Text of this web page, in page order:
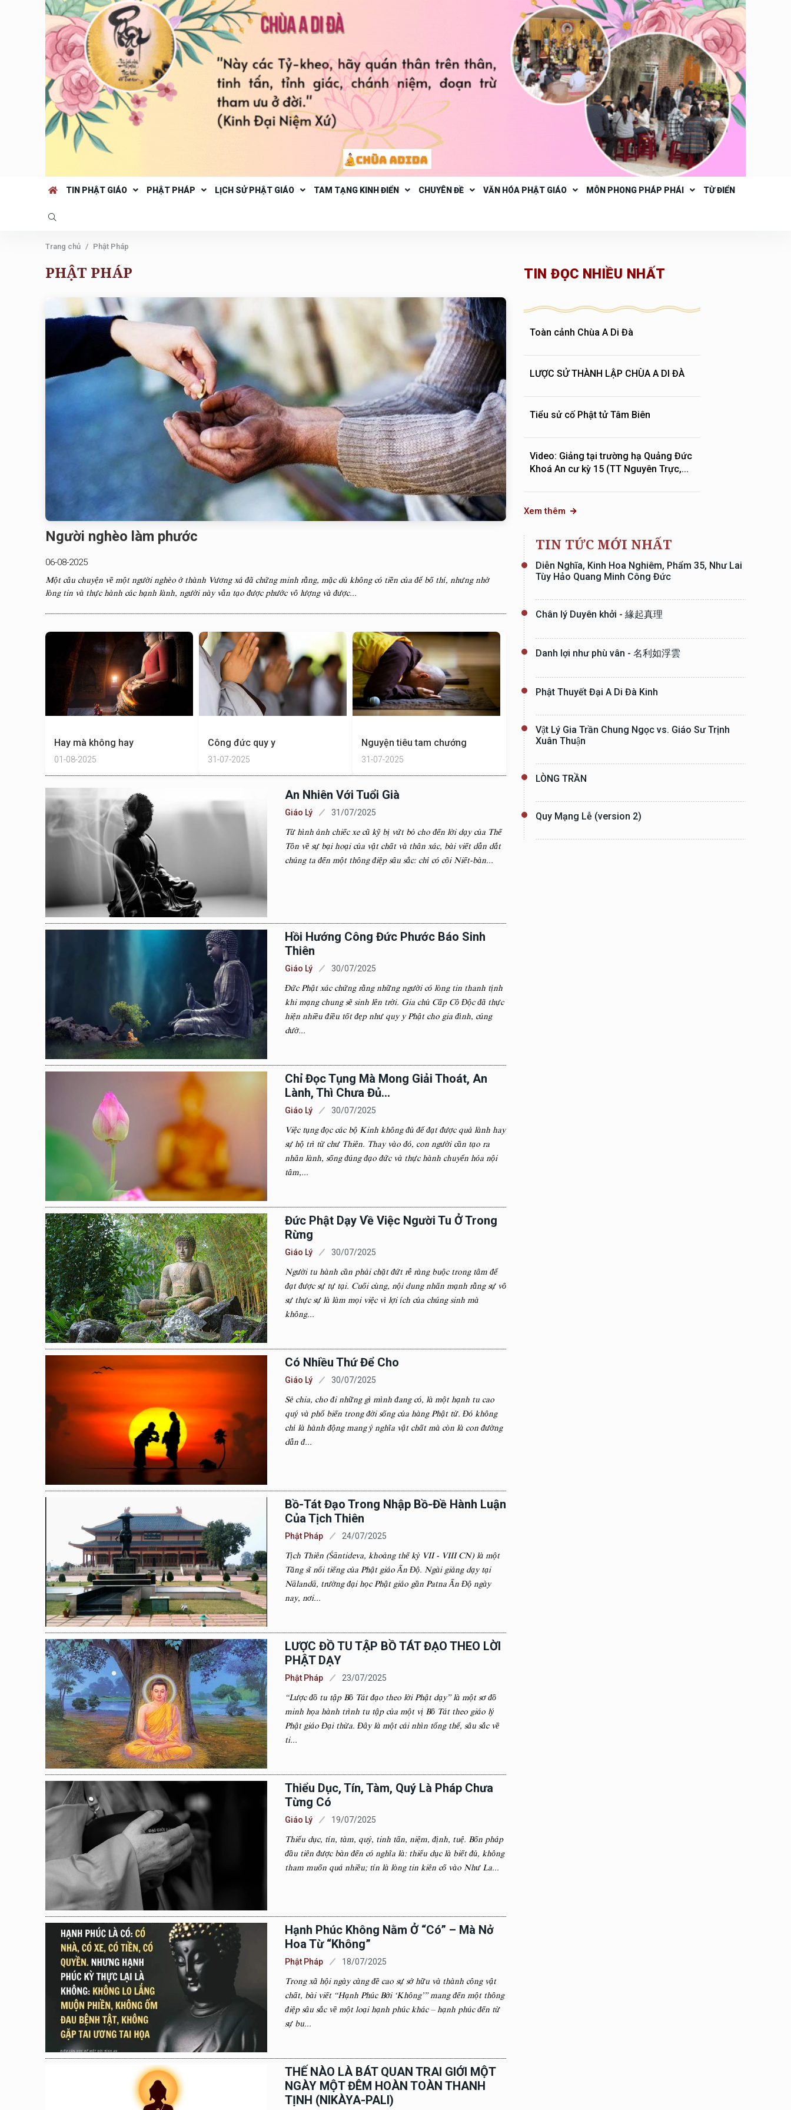
TIN PHẬT GIÁO PHẬT PHÁP LỊCH SỬ PHẬT GIÁO TAM TẠNG KINH ĐIỂN CHUYÊN ĐỀ VĂN HÓA PHẬT GIÁO MÔN PHONG PHÁP PHÁI TỪ ĐIỂN
Trang chủ Phật Pháp
PHẬT PHÁP
Người nghèo làm phước
06-08-2025
Một câu chuyện về một người nghèo ở thành Vương xá đã chứng minh rằng, mặc dù không có tiền của để bố thí, nhưng nhờ
lòng tin và thực hành các hạnh lành, người này vẫn tạo được phước vô lượng và được...
Hay mà không hay
01-08-2025
Công đức quy y
31-07-2025
Nguyện tiêu tam chướng
31-07-2025
An Nhiên Với Tuổi Già
Giáo Lý 31/07/2025
Từ hình ảnh chiếc xe cũ kỹ bị vứt bỏ cho đến lời dạy của Thế
Tôn về sự bại hoại của vật chất và thân xác, bài viết dẫn dắt
chúng ta đến một thông điệp sâu sắc: chỉ có cõi Niết-bàn...
Hồi Hướng Công Đức Phước Báo Sinh
Thiên
Giáo Lý 30/07/2025
Đức Phật xác chứng rằng những người có lòng tin thanh tịnh
khi mạng chung sẽ sinh lên trời. Gia chủ Cấp Cô Độc đã thực
hiện nhiều điều tốt đẹp như quy y Phật cho gia đình, cúng
dườ...
Chỉ Đọc Tụng Mà Mong Giải Thoát, An
Lành, Thì Chưa Đủ…
Giáo Lý 30/07/2025
Việc tụng đọc các bộ Kinh không đủ để đạt được quả lành hay
sự hộ trì từ chư Thiên. Thay vào đó, con người cần tạo ra
nhân lành, sống đúng đạo đức và thực hành chuyển hóa nội
tâm,...
Đức Phật Dạy Về Việc Người Tu Ở Trong
Rừng
Giáo Lý 30/07/2025
Người tu hành cần phải chặt đứt rễ ràng buộc trong tâm để
đạt được sự tự tại. Cuối cùng, nội dung nhấn mạnh rằng sự vô
sự thực sự là làm mọi việc vì lợi ích của chúng sinh mà
không...
Có Nhiều Thứ Để Cho
Giáo Lý 30/07/2025
Sẻ chia, cho đi những gì mình đang có, là một hạnh tu cao
quý và phổ biến trong đời sống của hàng Phật tử. Đó không
chỉ là hành động mang ý nghĩa vật chất mà còn là con đường
dẫn đ...
Bồ-Tát Đạo Trong Nhập Bồ-Đề Hành Luận
Của Tịch Thiên
Phật Pháp 24/07/2025
Tịch Thiên (Śāntideva, khoảng thế kỷ VII - VIII CN) là một
Tăng sĩ nổi tiếng của Phật giáo Ấn Độ. Ngài giảng dạy tại
Nālandā, trường đại học Phật giáo gần Patna Ấn Độ ngày
nay, nơi...
LƯỢC ĐỒ TU TẬP BỒ TÁT ĐẠO THEO LỜI
PHẬT DẠY
Phật Pháp 23/07/2025
“Lược đồ tu tập Bồ Tát đạo theo lời Phật dạy” là một sơ đồ
minh họa hành trình tu tập của một vị Bồ Tát theo giáo lý
Phật giáo Đại thừa. Đây là một cái nhìn tổng thể, sâu sắc về
ti...
Thiểu Dục, Tín, Tàm, Quý Là Pháp Chưa
Từng Có
Giáo Lý 19/07/2025
Thiểu dục, tín, tàm, quý, tinh tấn, niệm, định, tuệ. Bốn pháp
đầu tiên được bàn đến có nghĩa là: thiểu dục là biết đủ, không
tham muốn quá nhiều; tín là lòng tin kiên cố vào Như La...
Hạnh Phúc Không Nằm Ở “Có” – Mà Nở
Hoa Từ “Không”
Phật Pháp 18/07/2025
Trong xã hội ngày càng đề cao sự sở hữu và thành công vật
chất, bài viết “Hạnh Phúc Bởi ‘Không’” mang đến một thông
điệp sâu sắc về một loại hạnh phúc khác – hạnh phúc đến từ
sự bu...
THẾ NÀO LÀ BÁT QUAN TRAI GIỚI MỘT
NGÀY MỘT ĐÊM HOÀN TOÀN THANH
TỊNH (NIKÀYA-PALI)
TIN ĐỌC NHIỀU NHẤT
Toàn cảnh Chùa A Di Đà
LƯỢC SỬ THÀNH LẬP CHÙA A DI ĐÀ
Tiểu sử cố Phật tử Tâm Biên
Video: Giảng tại trường hạ Quảng Đức
Khoá An cư kỳ 15 (TT Nguyên Trực,...
Xem thêm
TIN TỨC MỚI NHẤT
Diễn Nghĩa, Kinh Hoa Nghiêm, Phẩm 35, Như Lai
Tùy Hảo Quang Minh Công Đức
Chân lý Duyên khởi - 緣起真理
Danh lợi như phù vân - 名利如浮雲
Phật Thuyết Đại A Di Đà Kinh
Vật Lý Gia Trần Chung Ngọc vs. Giáo Sư Trịnh
Xuân Thuận
LÒNG TRẦN
Quy Mạng Lễ (version 2)